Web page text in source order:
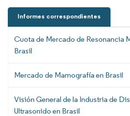
Informes correspondientes
Cuota de Mercado de Resonancia
Brasil
Mercado de Mamografía en Brasil
Visión General de la Industria de
Ultrasonido en Brasil